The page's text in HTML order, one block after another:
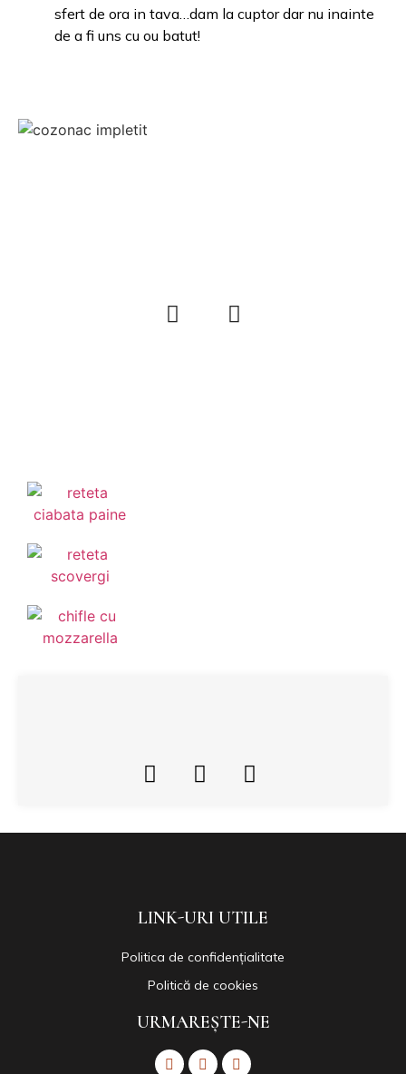
sfert de ora in tava…dam la cuptor dar nu inainte
de a fi uns cu ou batut!
LINK-URI UTILE
Politica de confidențialitate
Politică de cookies
URMAREȘTE-NE